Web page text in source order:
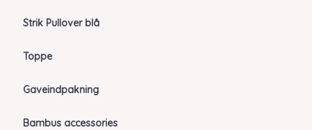
Strik Pullover blå
Toppe
Gaveindpakning
Bambus accessories